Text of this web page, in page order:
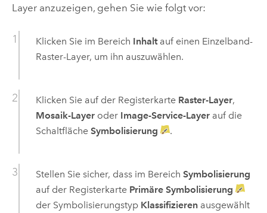
Layer anzuzeigen, gehen Sie wie folgt vor:
Klicken Sie im Bereich Inhaltauf einen Einzelband-
Raster-Layer, um ihn auszuwählen.
Klicken Sie auf der Registerkarte Raster-Layer,
Mosaik-Layeroder Image-Service-Layerauf die
Schaltfläche Symbolisierung .
Stellen Sie sicher, dass im Bereich Symbolisierung
auf der Registerkarte Primäre Symbolisierung
der Symbolisierungstyp Klassifizierenausgewählt